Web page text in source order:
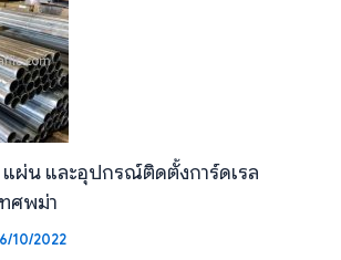
แผ่น และอุปกรณ์ติดตั้งการ์ดเรล
ศพม่า
10/2022